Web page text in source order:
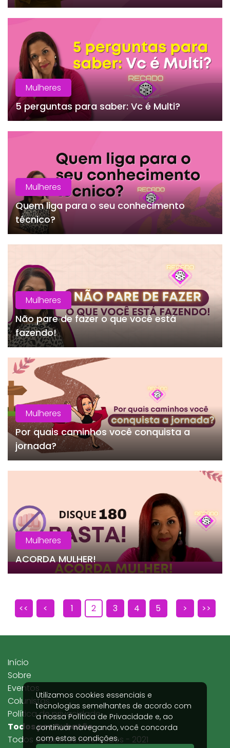
Mulheres
5 perguntas para saber: Vc é Multi?
Mulheres
Quem liga para o seu conhecimento
técnico?
Mulheres
Não pare de fazer o que você está
fazendo!
Mulheres
Por quais caminhos você conquista a
jornada?
Mulheres
ACORDA MULHER!
<< < 1 2 3 4 5 > >>
Utilizamos cookies essenciais e
tecnologias semelhantes de acordo com
a nossaPolítica de Privacidade e, ao
continuar navegando, você concorda
com estas condições.
Todos por Cubatão
Todos os direitos reservados - 2021
Início
Sobre
Eventos
Colunistas
Política de privacidade